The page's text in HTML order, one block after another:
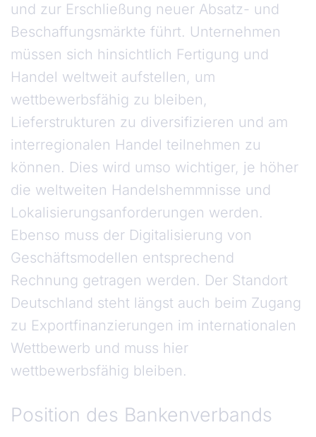
und zur Erschließung neuer Absatz- und
Beschaffungsmärkte führt. Unternehmen
müssen sich hinsichtlich Fertigung und
Handel weltweit aufstellen, um
wettbewerbsfähig zu bleiben,
Lieferstrukturen zu diversifizieren und am
interregionalen Handel teilnehmen zu
können. Dies wird umso wichtiger, je höher
die weltweiten Handelshemmnisse und
Lokalisierungsanforderungen werden.
Ebenso muss der Digitalisierung von
Geschäftsmodellen entsprechend
Rechnung getragen werden. Der Standort
Deutschland steht längst auch beim Zugang
zu Exportfinanzierungen im internationalen
Wettbewerb und muss hier
wettbewerbsfähig bleiben.
Position des Bankenverbands